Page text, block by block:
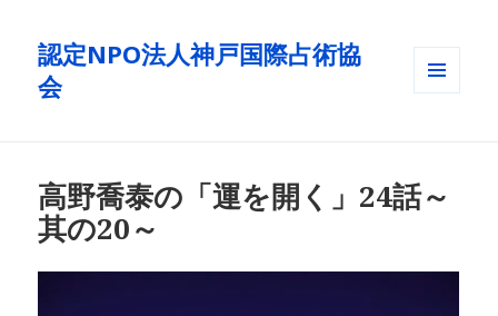
認定NPO法人神戸国際占術協
会
高野喬泰の「運を開く」24話～
其の20～